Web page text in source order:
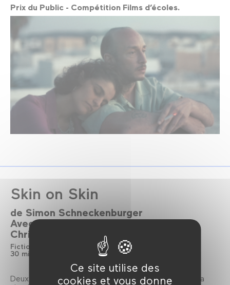
Ce site utilise des
cookies et vous donne
Prix du Public - Compétition Films d’écoles.
Skin on Skin
de Simon Schneckenburger
AvecJonas Smulders Jurij Drevenšek
Christian A. Koch
Fiction VOSTF
2024
30 min
Cinéma Numérique 2K Couleur
Deux hommes perdus dans l’enfer de l’industrie de la